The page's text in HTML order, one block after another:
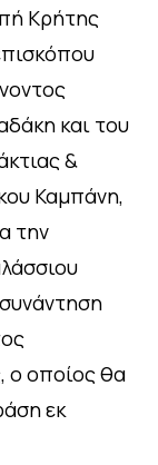
Κρήτης
και του
&
Καμπάνη,
την
ο οποίος θα
εκ